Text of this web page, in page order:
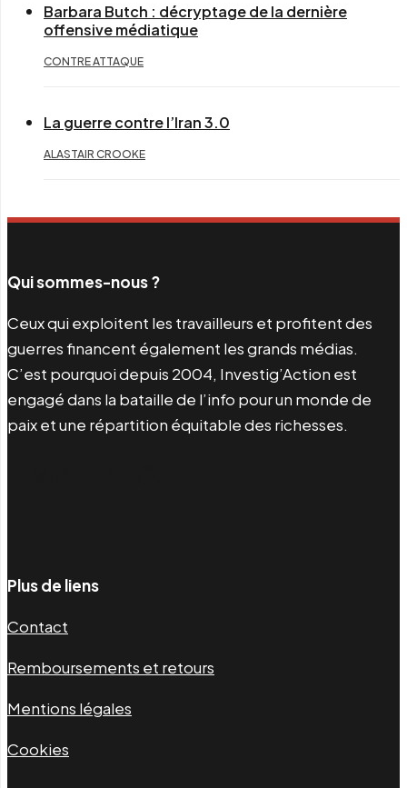
Barbara Butch : décryptage de la dernière
offensive médiatique
CONTRE ATTAQUE
La guerre contre l’Iran 3.0
ALASTAIR CROOKE
Qui sommes-nous ?
Ceux qui exploitent les travailleurs et profitent des
guerres financent également les grands médias.
C’est pourquoi depuis 2004, Investig’Action est
engagé dans la bataille de l’info pour un monde de
paix et une répartition équitable des richesses.
Plus de liens
Contact
Remboursements et retours
Mentions légales
Cookies